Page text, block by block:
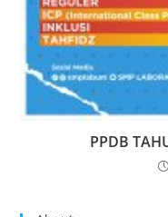
PPDB